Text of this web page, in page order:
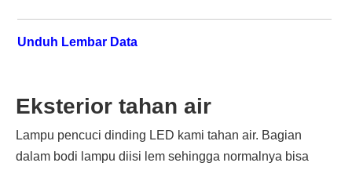
Unduh Lembar Data
Eksterior tahan air
Lampu pencuci dinding LED kami tahan air. Bagian
dalam bodi lampu diisi lem sehingga normalnya bisa